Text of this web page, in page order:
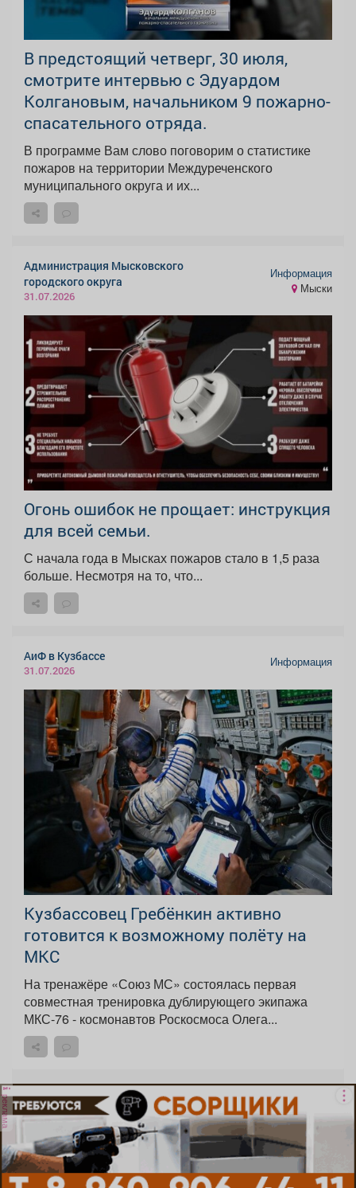
В предстоящий четверг, 30 июля,
смотрите интервью с Эдуардом
Колгановым, начальником 9 пожарно-
спасательного отряда.
В программе Вам слово поговорим о статистике
пожаров на территории Междуреченского
муниципального округа и их...
Администрация Мысковского
городского округа
31.07.2026
Информация
Мыски
Огонь ошибок не прощает: инструкция
для всей семьи.
С начала года в Мысках пожаров стало в 1,5 раза
больше. Несмотря на то, что...
АиФ в Кузбассе
31.07.2026
Информация
Кузбассовец Гребёнкин активно
готовится к возможному полёту на
МКС
На тренажёре «Союз МС» состоялась первая
совместная тренировка дублирующего экипажа
МКС-76 - космонавтов Роскосмоса Олега...
реклама